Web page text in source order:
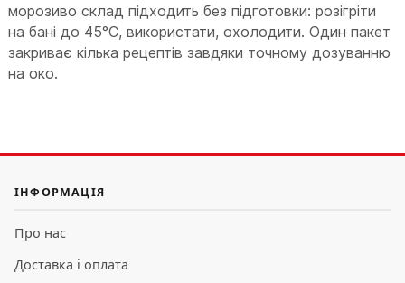
морозиво склад підходить без підготовки: розігріти
на бані до 45°C, використати, охолодити. Один пакет
закриває кілька рецептів завдяки точному дозуванню
на око.
ІНФОРМАЦІЯ
Про нас
Доставка і оплата